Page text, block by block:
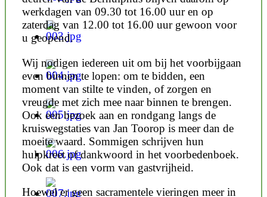
werkdagen van 09.30 tot 16.00 uur en op
zaterdag van 12.00 tot 16.00 uur gewoon voor
u geopend.
Wij nodigen iedereen uit om bij het voorbijgaan
even binnen te lopen: om te bidden, een
moment van stilte te vinden, of zorgen en
vreugde met zich mee naar binnen te brengen.
Ook een bezoek aan en rondgang langs de
kruiswegstaties van Jan Toorop is meer dan de
moeite waard. Sommigen schrijven hun
hulpkreet of dankwoord in het voorbedenboek.
Ook dat is een vorm van gastvrijheid.
Hoewel er geen sacramentele vieringen meer in